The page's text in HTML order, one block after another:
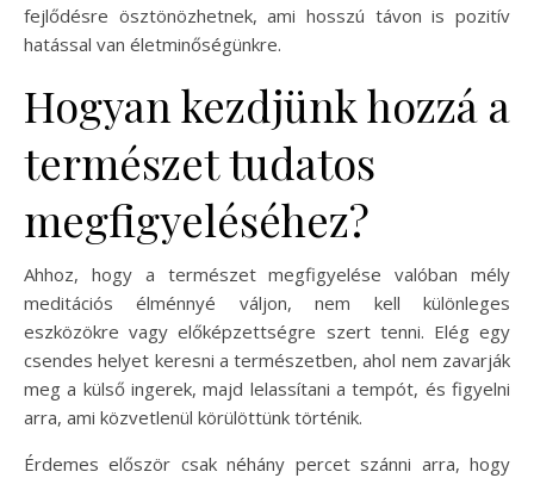
fejlődésre ösztönözhetnek, ami hosszú távon is pozitív
hatással van életminőségünkre.
Hogyan kezdjünk hozzá a
természet tudatos
megfigyeléséhez?
Ahhoz, hogy a természet megfigyelése valóban mély
meditációs élménnyé váljon, nem kell különleges
eszközökre vagy előképzettségre szert tenni. Elég egy
csendes helyet keresni a természetben, ahol nem zavarják
meg a külső ingerek, majd lelassítani a tempót, és figyelni
arra, ami közvetlenül körülöttünk történik.
Érdemes először csak néhány percet szánni arra, hogy